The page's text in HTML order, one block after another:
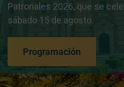
Patronales 2026, que se
sábado 15 de agosto.
Programación